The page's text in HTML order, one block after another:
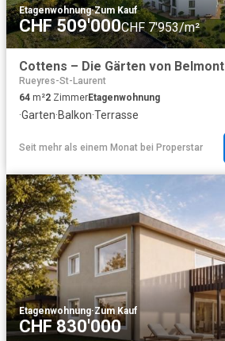
Etagenwohnung·Zum Kauf
CHF 509'000CHF 7'953/m²
Cottens – Die Gärten von Belmont
Rueyres-St-Laurent
64 m²2 ZimmerEtagenwohnung
·Garten·Balkon·Terrasse
Seit mehr als einem Monat bei Properstar
Etagenwohnung·Zum Kauf
CHF 830'000